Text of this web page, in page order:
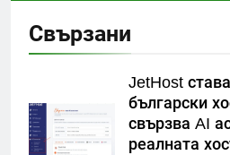
Свързани
JetHost
български
свързва AI
реалната